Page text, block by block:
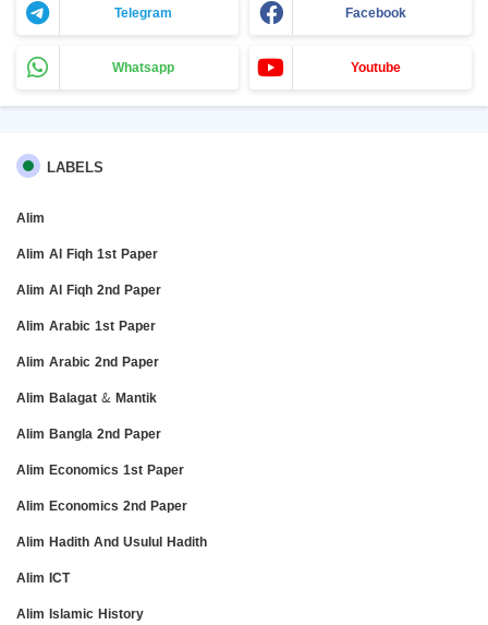
Telegram Facebook
Whatsapp Youtube
LABELS
Alim
Alim Al Fiqh 1st Paper
Alim Al Fiqh 2nd Paper
Alim Arabic 1st Paper
Alim Arabic 2nd Paper
Alim Balagat & Mantik
Alim Bangla 2nd Paper
Alim Economics 1st Paper
Alim Economics 2nd Paper
Alim Hadith And Usulul Hadith
Alim ICT
Alim Islamic History